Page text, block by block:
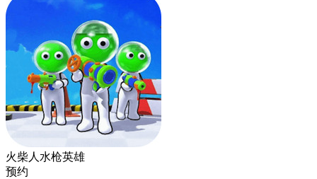
火柴人水枪英雄
预约